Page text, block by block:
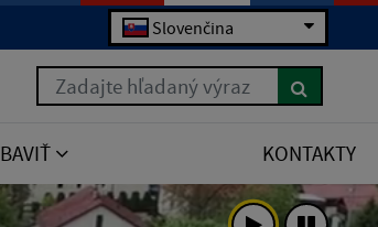
Slovenčina
Zadajte hľadaný výraz
KONTAKTY